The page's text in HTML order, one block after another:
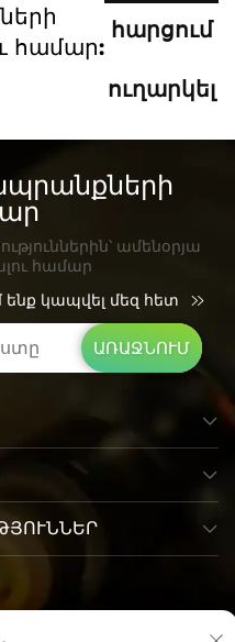
համար:
հարցում
ուղարկել
ամենօրյա
համար
կապվել մեզ հետ
ԱՌԱՋՆՈՒՄ